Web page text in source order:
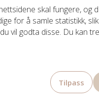
skal fungere, og
for å samle statistikk,
vil godta disse. Du kan
Tilpass
Glycolic Acid, Ethyl Oleate, Lactic
Hydrogenated Olive Oil
Ferment Filtrate, Sodium
Phosphate, Benzyl Alcohol,
Oryza Sativa (Rice) Bran Extract,
Tin Oxide, BHT, Rosmarinus
Aminomethyl Propanol, Hexyl
(Titanium Dioxide), CI 60730 (Ext.